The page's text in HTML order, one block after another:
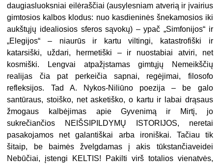
daugiasluoksniai eilėraščiai (ausylesniam atverią ir įvairius
gimtosios kalbos klodus: nuo kasdieninės šnekamosios iki
aukštųjų idealiosios sferos sąvokų) – ypač „Simfonijos“ ir
„Elegijos“ – niaurūs ir kartu viltingi, katastrofiški ir
katarsiški, uždari, hermetiški – ir nuostabiai atviri, net
kosmiški. Lengvai atpažįstamas gimtųjų Nemeikščių
realijas čia pat perkeičia sapnai, regėjimai, filosofo
refleksijos. Tad A. Nykos-Niliūno poezija – be galo
santūraus, stoiško, net asketiško, o kartu ir labai drąsaus
žmogaus kalbėjimas apie Gyvenimą ir Mirtį, jo
sukrečiančios NEIŠSIPILDYMŲ ISTORIJOS, neretai
pasakojamos net galantiškai arba ironiškai. Tačiau tik
šitaip, be baimės žvelgdamas į akis tūkstančiaveidei
Nebūčiai, įstengi KELTIS! Pakilti virš totalios vienatvės,